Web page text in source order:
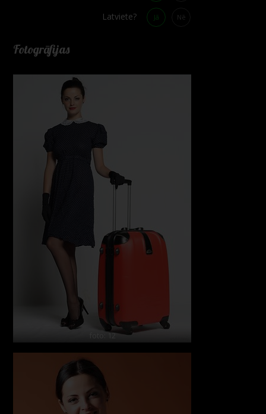
Latviete? Jā Nē
Fotogrāfijas
foto: 12